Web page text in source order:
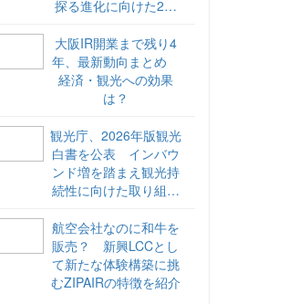
探る進化に向けた2ス
海外DMOのリアル
vol.6】
大阪IR開業まで残り4
年、最新動向まとめ
経済・観光への効果
は？
観光庁、2026年版観光
白書を公表 インバウ
ンド増を踏まえ観光持
続性に向けた取り組み
航空会社なのに和牛を
販売？ 新興LCCとし
て新たな体験構築に挑
むZIPAIRの特徴を紹介